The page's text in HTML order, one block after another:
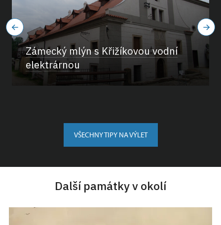
Zámecký mlýn s Křižíkovou vodní
elektrárnou
VŠECHNY TIPY NA VÝLET
Další památky v okolí